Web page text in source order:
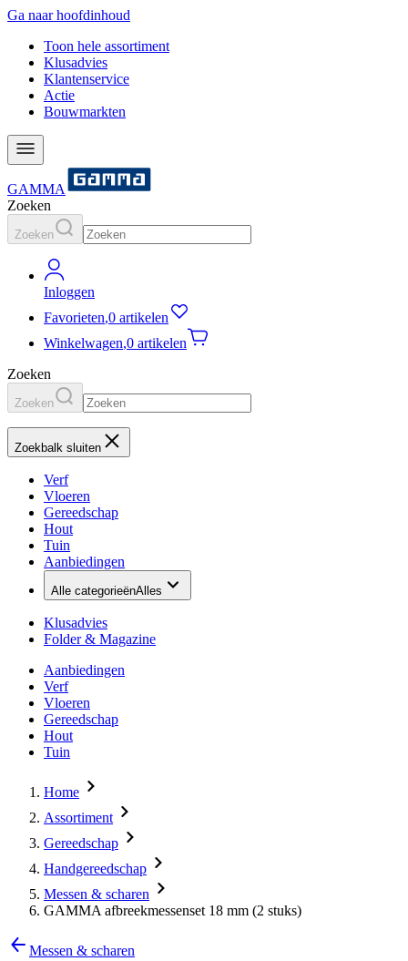
Ga naar hoofdinhoud
Toon hele assortiment
Klusadvies
Klantenservice
Actie
Bouwmarkten
GAMMA
Zoeken
Zoeken
Inloggen
Favorieten,0 artikelen
Winkelwagen,0 artikelen
Zoeken
Zoeken
Zoekbalk sluiten
Verf
Vloeren
Gereedschap
Hout
Tuin
Aanbiedingen
Alle categorieënAlles
Klusadvies
Folder & Magazine
Aanbiedingen
Verf
Vloeren
Gereedschap
Hout
Tuin
Home
Assortiment
Gereedschap
Handgereedschap
Messen & scharen
GAMMA afbreekmessenset 18 mm (2 stuks)
Messen & scharen